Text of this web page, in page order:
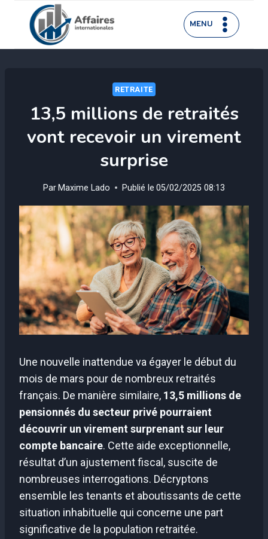
contenu
MENU
RETRAITE
13,5 millions de retraités
vont recevoir un virement
surprise
Par Maxime Lado Publié le 05/02/2025 08:13
Une nouvelle inattendue va égayer le début du
mois de mars pour de nombreux retraités
français. De manière similaire, 13,5 millions de
pensionnés du secteur privé pourraient
découvrir un virement surprenant sur leur
compte bancaire. Cette aide exceptionnelle,
résultat d’un ajustement fiscal, suscite de
nombreuses interrogations. Décryptons
ensemble les tenants et aboutissants de cette
situation inhabituelle qui concerne une part
significative de la population retraitée.